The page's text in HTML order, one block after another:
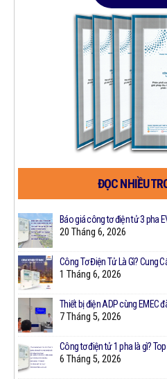
ĐỌC NHIỀU
Báo giá công tơ điện tử 3 pha
20 Tháng 6, 2026
Công Tơ Điện Tử Là Gì? Cung
1 Tháng 6, 2026
Thiết bị điện ADP cùng EMEC
7 Tháng 5, 2026
Công tơ điện tử 1 pha là gì?
6 Tháng 5, 2026